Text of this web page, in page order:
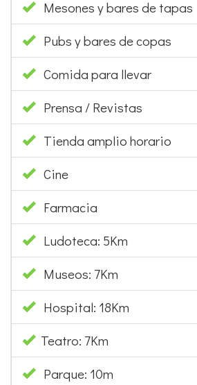
Comida para llevar
Prensa / Revistas
Tienda amplio horario
Cine
Farmacia
Ludoteca: 5Km
Museos: 7Km
Hospital: 18Km
Teatro: 7Km
Parque: 10m
Discoteca: 5Km